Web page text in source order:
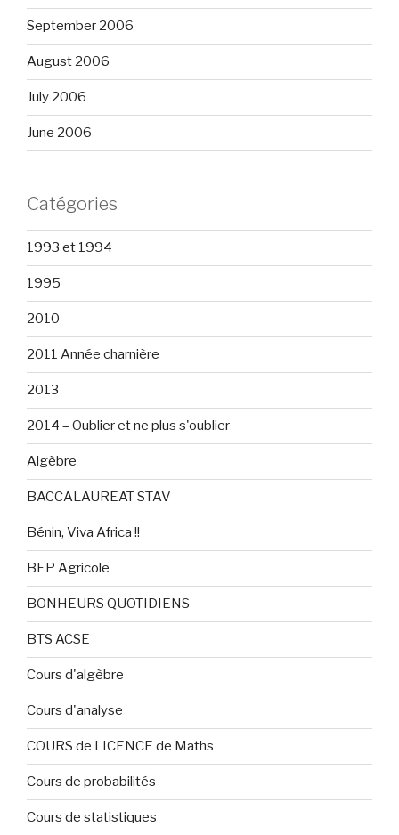
September 2006
August 2006
July 2006
June 2006
Catégories
1993 et 1994
1995
2010
2011 Année charnière
2013
2014 – Oublier et ne plus s'oublier
Algèbre
BACCALAUREAT STAV
Bénin, Viva Africa !!
BEP Agricole
BONHEURS QUOTIDIENS
BTS ACSE
Cours d'algèbre
Cours d'analyse
COURS de LICENCE de Maths
Cours de probabilités
Cours de statistiques